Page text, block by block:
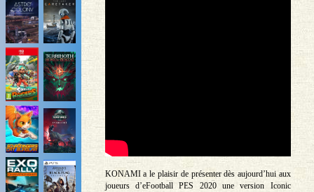
KONAMI a le plaisir de présenter dès aujourd’hui aux
joueurs d’eFootball PES 2020 une version Iconic